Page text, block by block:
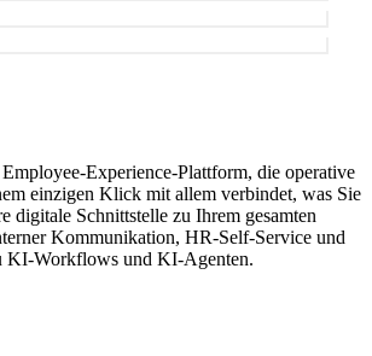
Experience-Plattform, die operative
einzigen Klick mit allem verbindet, was Sie
digitale Schnittstelle zu Ihrem gesamten
Kommunikation, HR-Self-Service und
KI-Workflows und KI-Agenten.